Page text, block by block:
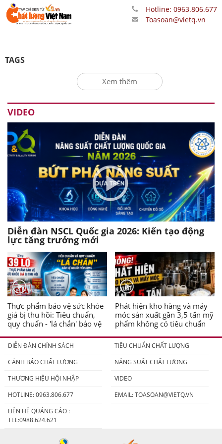
Hotline: 0963.806.677
Toasoan@vietq.vn
TAGS
Xem thêm
VIDEO
Diễn đàn NSCL Quốc gia 2026: Kiến tạo động
lực tăng trưởng mới
Thực phẩm bảo vệ sức khỏe
giả bị thu hồi: Tiêu chuẩn,
quy chuẩn - 'lá chắn' bảo vệ
Phát hiện kho hàng và máy
móc sản xuất gần 3,5 tấn mỹ
phẩm không có tiêu chuẩn
DIỄN ĐÀN CHÍNH SÁCH
TIÊU CHUẨN CHẤT LƯỢNG
CẢNH BÁO CHẤT LƯỢNG
NĂNG SUẤT CHẤT LƯỢNG
THƯƠNG HIỆU HỘI NHẬP
VIDEO
HOTLINE: 0963.806.677
EMAIL:TOASOAN@VIETQ.VN
LIÊN HỆ QUẢNG CÁO :
TEL:0988.624.621